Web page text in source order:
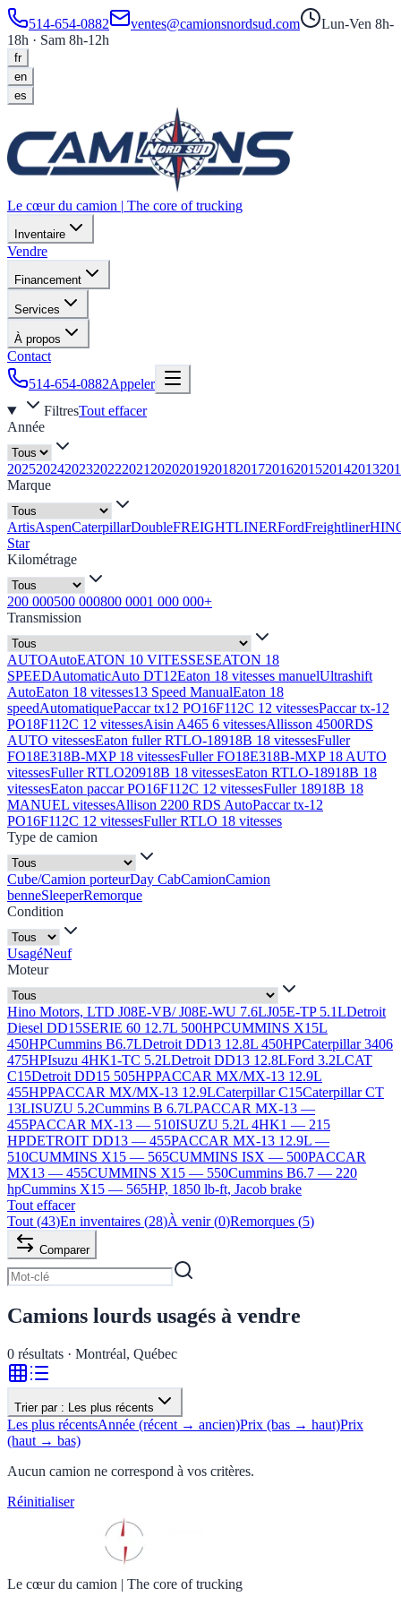
514-654-0882 ventes@camionsnordsud.com
Lun-Ven 8h-
18h · Sam 8h-12h
fr
en
es
Le cœur du camion | The core of trucking
Inventaire
Vendre
Financement
Services
À propos
Contact
514-654-0882Appeler
FiltresTout effacer
Année
20252024202320222021 20202019201820172016201520142013
Marque
ArtisAspenCaterpillarDoubleFREIGHTLINERFordFreightliner
Star
Kilométrage
200 000500 000800 0001 000 000+
Transmission
AUTOAutoEATON 10 VITESSESEATON 18
SPEEDAutomaticAuto DT12Eaton 18 vitesses manuelUltrashift
AutoEaton 18 vitesses13 Speed ManualEaton 18
speedAutomatiquePaccar tx12 PO16F112C 12 vitessesPaccar tx-12
PO18F112C 12 vitessesAisin A465 6 vitessesAllisson 4500RDS
AUTO vitessesEaton fuller RTLO-18918B 18 vitessesFuller
FO18E318B-MXP 18 vitessesFuller FO18E318B-MXP 18 AUTO
vitessesFuller RTLO20918B 18 vitessesEaton RTLO-18918B 18
vitessesEaton paccar PO16F112C 12 vitessesFuller 18918B 18
MANUEL vitessesAllison 2200 RDS AutoPaccar tx-12
PO16F112C 12 vitessesFuller RTLO 18 vitesses
Type de camion
Cube/Camion porteurDay CabCamionCamion
benneSleeperRemorque
Condition
UsagéNeuf
Moteur
Hino Motors, LTD J08E-VB/ J08E-WU 7.6LJ05E-TP 5.1LDetroit
Diesel DD15SERIE 60 12.7L 500HPCUMMINS X15L
450HPCummins B6.7LDetroit DD13 12.8L 450HPCaterpillar 3406
475HPIsuzu 4HK1-TC 5.2LDetroit DD13 12.8LFord 3.2LCAT
C15Detroit DD15 505HPPACCAR MX/MX-13 12.9L
455HPPACCAR MX/MX-13 12.9LCaterpillar C15Caterpillar CT
13LISUZU 5.2Cummins B 6.7LPACCAR MX-13 —
455PACCAR MX-13 — 510ISUZU 5.2L 4HK1 — 215
HPDETROIT DD13 — 455PACCAR MX-13 12.9L —
510CUMMINS X15 — 565CUMMINS ISX — 500PACCAR
MX13 — 455CUMMINS X15 — 550Cummins B6.7 — 220
hpCummins X15 — 565HP, 1850 lb-ft, Jacob brake
Tout effacer
Tout (43)En inventaires (28)À venir (0)Remorques (5)
Comparer
Camions lourds usagés à vendre
0 résultats · Montréal, Québec
Trier par : Les plus récents
Les plus récentsAnnée (récent → ancien)Prix (bas → haut)Prix
(haut → bas)
Aucun camion ne correspond à vos critères.
Réinitialiser
Le cœur du camion | The core of trucking